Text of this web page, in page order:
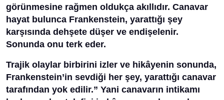
görünmesine rağmen oldukça akıllıdır. Canavar
hayat bulunca Frankenstein, yarattığı şey
karşısında dehşete düşer ve endişelenir.
Sonunda onu terk eder.
Trajik olaylar birbirini izler ve hikâyenin sonunda,
Frankenstein’in sevdiği her şey, yarattığı canavar
tarafından yok edilir.” Yani canavarın intikamı